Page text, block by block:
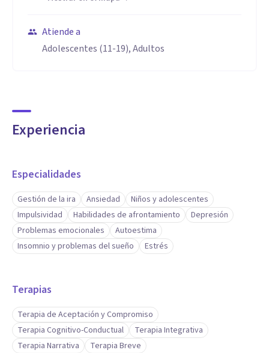
Atiende a
Adolescentes (11-19), Adultos
Experiencia
Especialidades
Gestión de la ira Ansiedad
Niños y adolescentes
Impulsividad
Habilidades de afrontamiento
Depresión
Problemas emocionales
Autoestima
Insomnio y problemas del sueño
Estrés
Terapias
Terapia de Aceptación y Compromiso
Terapia Cognitivo-Conductual
Terapia Integrativa
Terapia Narrativa
Terapia Breve